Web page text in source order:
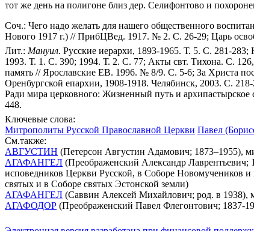
тот же день на полигоне близ дер. Селифонтово и
Соч.: Чего надо желать для нашего общественного
Нового 1917 г.) // ПрибЦВед. 1917. № 2. С. 26-29; Царь
Лит.: Мануил. Русские иерархи, 1893-1965. Т. 5. С. 281-283;
1993. Т. 1. С. 390; 1994. Т. 2. С. 77; Акты свт. Тихона. С.
память // Ярославские ЕВ. 1996. № 8/9. C. 5-6; За Христа
Оренбургской епархии, 1908-1918. Челябинск, 2003. С. 218-
Ради мира церковного: Жизненный путь и
448.
Ключевые слова:
Митрополиты Русской Православной Церкви Павел
См.также:
АВГУСТИН (Петерсон Августин Адамович; 1873–1955),
АГАФАНГЕЛ (Преображенский Александр Лаврентьевич;
исповедников Церкви Русской, в Соборе Новомучеников
святых и в Соборе святых Эстонской земли)
АГАФАНГЕЛ (Саввин Алексей Михайлович; род. в 1938),
АГАФОДОР (Преображенский Павел Флегонтович; 1837-